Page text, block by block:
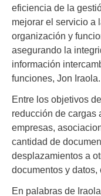
eficiencia de la
mejorar el servicio a
organización y
asegurando la
información
funciones, Jon Iraola.
Entre los objetivos
reducción de cargas
empresas,
cantidad de
desplazamientos a
documentos y datos,
En palabras de